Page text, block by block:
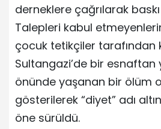
derneklere çağrılarak baskı
Talepleri kabul
çocuk tetikçiler tarafından
Sultangazi’de bir esnaftan
önünde yaşanan bir ölüm
gösterilerek “diyet” adı
öne sürüldü.